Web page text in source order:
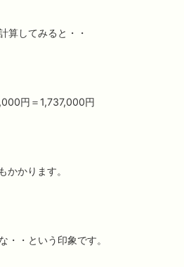
算してみると・・
円＝1,737,000円
かります。
・・という印象です。